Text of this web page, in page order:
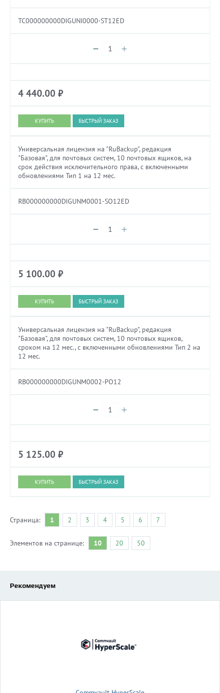
TC000000000DIGUNI0000-ST12ED
4 440.00 ₽
БЫСТРЫЙ ЗАКАЗ
Универсальная лицензия на "RuBackup", редакция
"Базовая", для почтовых систем, 10 почтовых ящиков, на
срок действия исключительного права, с включенными
обновлениями Тип 1 на 12 мес.
RB000000000DIGUNM0001-SO12ED
5 100.00 ₽
БЫСТРЫЙ ЗАКАЗ
Универсальная лицензия на "RuBackup", редакция
"Базовая", для почтовых систем, 10 почтовых ящиков,
сроком на 12 мес., с включенными обновлениями Тип 2 на
12 мес.
RB000000000DIGUNM0002-PO12
5 125.00 ₽
БЫСТРЫЙ ЗАКАЗ
Страница: 1 2 3 4 5 6 7
Элементов на странице: 10 20 50
Рекомендуем